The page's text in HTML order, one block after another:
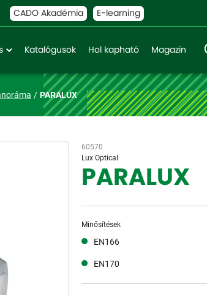
CADO Akadémia E-learning
Katalógusok Hol kapható Magazin
PARALUX
60570
Lux Optical
PARALUX
Minősítések
EN166
EN170